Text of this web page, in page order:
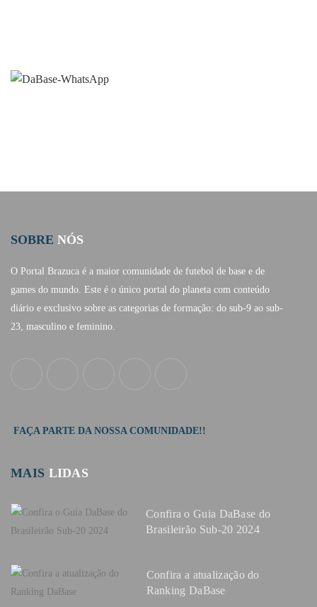
SOBRE NÓS
O Portal Brazuca é a maior comunidade de futebol de base e de
games do mundo. Este é o único portal do planeta com conteúdo
diário e exclusivo sobre as categorias de formação: do sub-9 ao sub-
23, masculino e feminino.
FAÇA PARTE DA NOSSA COMUNIDADE!!
MAIS LIDAS
Confira o Guia DaBase do
Brasileirão Sub-20 2024
Confira a atualização do
Ranking DaBase